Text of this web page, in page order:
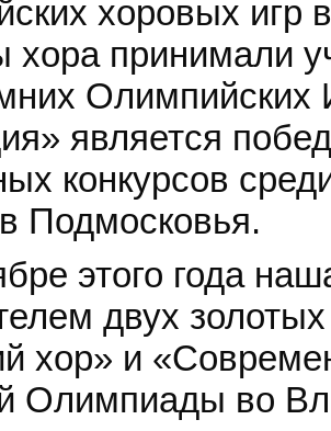
хоровых игр
хора принимали
Олимпийских
является
конкурсов
Подмосковья.
этого года
двух
хор» и
Олимпиады во